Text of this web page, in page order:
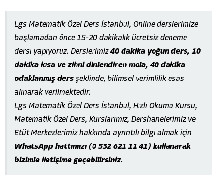
Lgs Matematik Özel Ders İstanbul, Online derslerimize
başlamadan önce 15-20 dakikalık ücretsiz deneme
dersi yapıyoruz. Derslerimiz40 dakika yoğun ders, 10
dakika kısa ve zihni dinlendiren mola, 40 dakika
odaklanmış ders şeklinde, bilimsel verimlilik esas
alınarak verilmektedir.
Lgs Matematik Özel Ders İstanbul, Hızlı Okuma Kursu,
Matematik Özel Ders, Kurslarımız, Dershanelerimiz ve
Etüt Merkezlerimiz hakkında ayrıntılı bilgi almak için
WhatsApp hattımızı (0 532 621 11 41) kullanarak
bizimle iletişime geçebilirsiniz.